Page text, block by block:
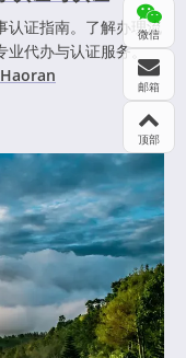
认证指南。了解办理流
业代办与认证服务。
微信
邮箱
顶部